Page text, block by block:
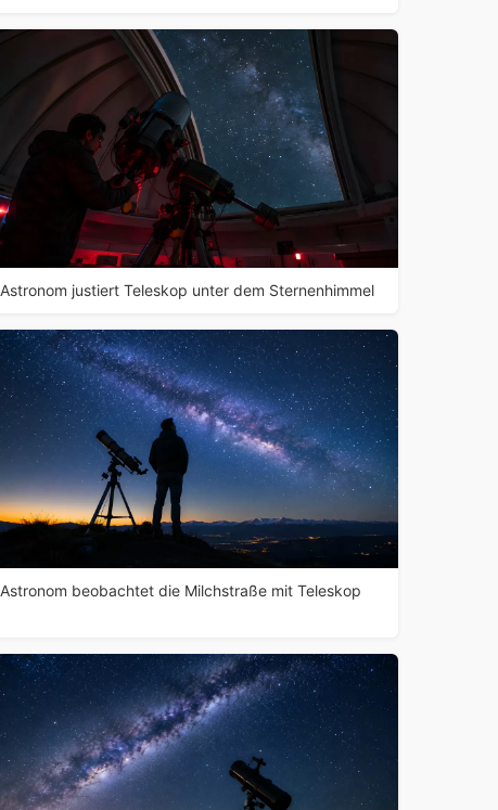
Astronom justiert Teleskop unter dem Sternenhimmel
Astronom beobachtet die Milchstraße mit Teleskop